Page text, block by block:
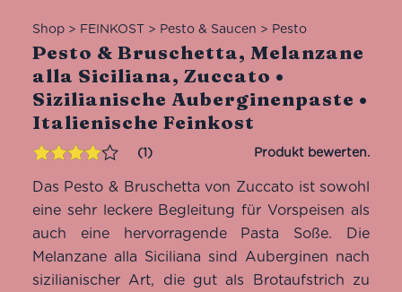
Shop> FEINKOST> Pesto & Saucen > Pesto
Pesto & Bruschetta, Melanzane
alla Siciliana, Zuccato •
Sizilianische Auberginenpaste •
Italienische Feinkost
mit4.00
von 5,
basierend
auf
Kundenbewertung
1
Das Pesto & Bruschetta von Zuccato ist sowohl
eine sehr leckere Begleitung für Vorspeisen als
auch eine hervorragende Pasta Soße. Die
Melanzane alla Siciliana sind Auberginen nach
sizilianischer Art, die gut als Brotaufstrich zu